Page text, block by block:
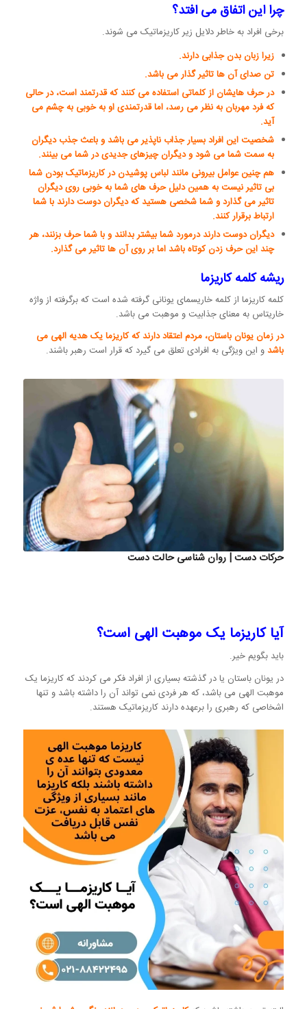
چرا این اتفاق می افتد؟
برخی افراد به خاطر دلایل زیر کاریزماتیک می شوند.
زیرا زبان بدن جذابی دارند.
تن صدای آن ها تاثیر گذار می باشد.
در حرف هایشان از کلماتی استفاده می کنند که قدرتمند است، در حالی
که فرد مهربان به نظر می رسد، اما قدرتمندی او به خوبی به چشم می
آید.
شخصیت این افراد بسیار جذاب ناپذیر می باشد و باعث جذب دیگران
به سمت شما می شود و دیگران چیزهای جدیدی در شما می بینند.
هم چنین عوامل بیرونی مانند لباس پوشیدن در کاریزماتیک بودن شما
بی تاثیر نیست به همین دلیل حرف های شما به خوبی روی دیگران
تاثیر می گذارد و شما شخصی هستید که دیگران دوست دارند با شما
ارتباط برقرار کنند.
دیگران دوست دارند درمورد شما بیشتر بدانند و با شما حرف بزنند، هر
چند این حرف زدن کوتاه باشد اما بر روی آن ها تاثیر می گذارد.
ریشه کلمه کاریزما
کلمه کاریزما از کلمه خاریسمای یونانی گرفته شده است که برگرفته از واژه
خاریتاس به معنای جذابیت و موهبت می باشد.
در زمان یونان باستان، مردم اعتقاد دارند که کاریزما یک هدیه الهی می
باشدو این ویژگی به افرادی تعلق می گیرد که قرار است رهبر باشند.
حرکات دست | روان شناسی حالت دست
آیا کاریزما یک موهبت الهی است؟
باید بگویم خیر.
در یونان باستان یا در گذشته بسیاری از افراد فکر می کردند که کاریزما یک
موهبت الهی می باشد، که هر فردی نمی تواند آن را داشته باشد و تنها
اشخاصی که رهبری را برعهده دارند کاریزماتیک هستند.